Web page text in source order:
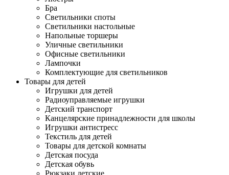
Бра
Светильники споты
Светильники настольные
Напольные торшеры
Уличные светильники
Офисные светильники
Лампочки
Комплектующие для светильников
Товары для детей
Игрушки для детей
Радиоуправляемые игрушки
Детский транспорт
Канцелярские принадлежности для школы
Игрушки антистресс
Текстиль для детей
Товары для детской комнаты
Детская посуда
Детская обувь
Рюкзаки детские